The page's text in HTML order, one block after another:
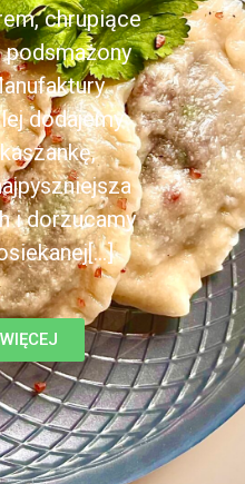
chrupiące
podsmażony
dodajemy
i dorzucamy